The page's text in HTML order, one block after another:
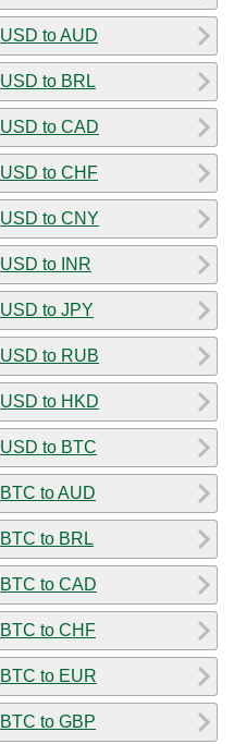
USD to AUD
USD to BRL
USD to CAD
USD to CHF
USD to CNY
USD to INR
USD to JPY
USD to RUB
USD to HKD
USD to BTC
BTC to AUD
BTC to BRL
BTC to CAD
BTC to CHF
BTC to EUR
BTC to GBP